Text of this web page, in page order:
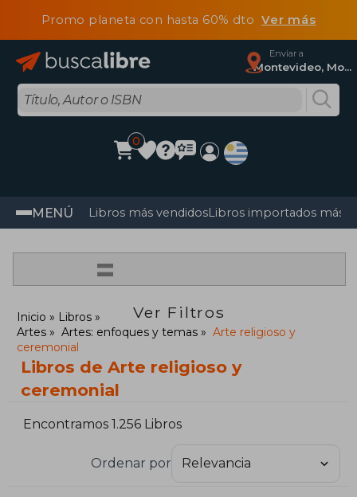
Promo planeta con hasta 60% dtoVer más
Enviar a
Montevideo, Montevideo
0
MENÚ Libros más vendidosLibros importados más
=
Ver Filtros
Inicio
Libros
Artes
Artes: enfoques y temas
Arte religioso y
ceremonial
Libros de Arte religioso y
ceremonial
Encontramos 1.256 Libros
Ordenar por